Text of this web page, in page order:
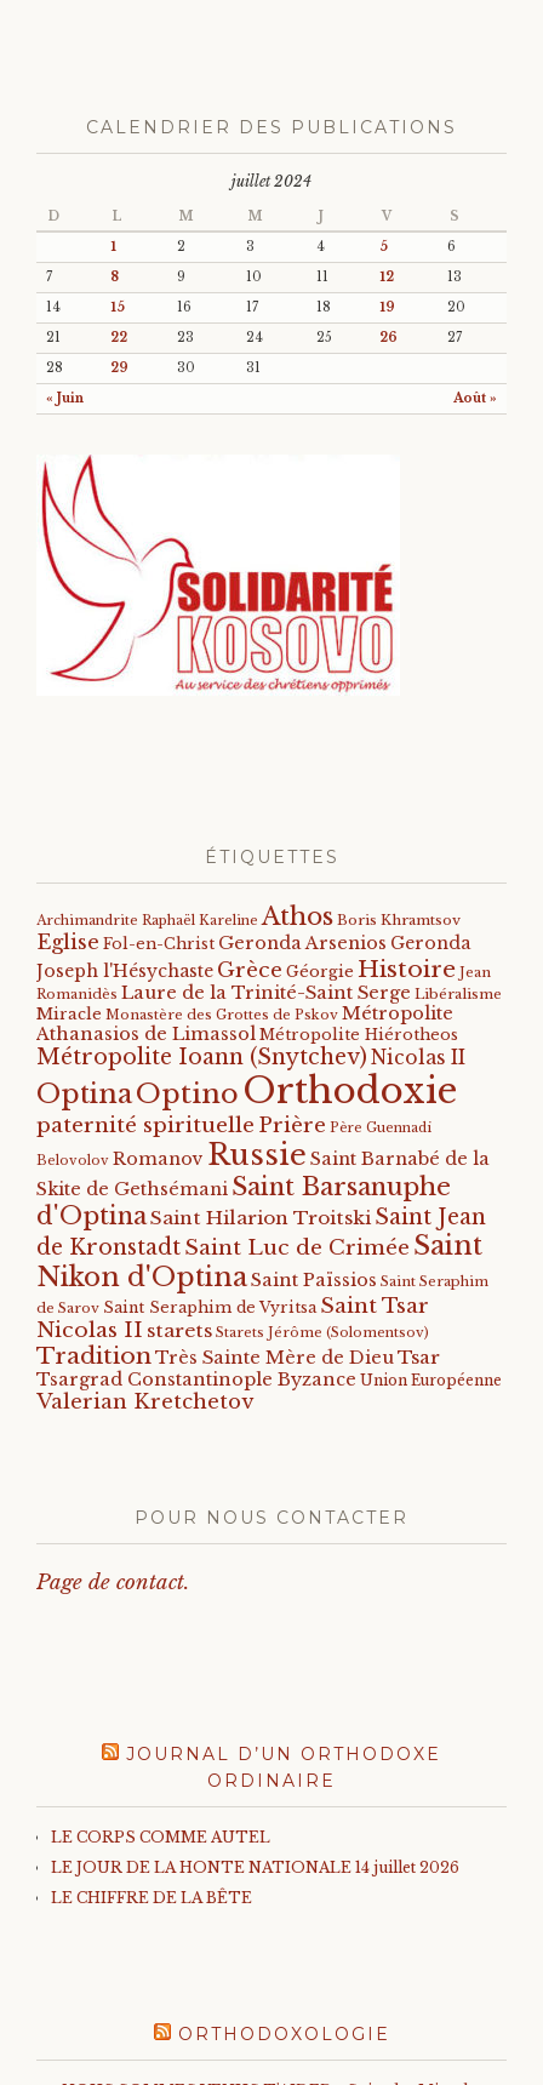
CALENDRIER DES PUBLICATIONS
juillet 2024
D L M M J V S
« Juin Août »
1 2 3 4 5
6
7
8 9 10 11 12
13
14
15 16 17 18 19
20
21
22 23 24 25 26
27
28
29 30 31
ÉTIQUETTES
Archimandrite Raphaël Kareline Athos Boris Khramtsov
Eglise Fol-en-Christ Geronda Arsenios Geronda
Joseph l'Hésychaste Grèce Géorgie Histoire Jean
Romanidès Laure de la Trinité-Saint Serge Libéralisme
Miracle Monastère des Grottes de Pskov Métropolite
Athanasios de Limassol Métropolite Hiérotheos
Métropolite Ioann (Snytchev) Nicolas II
OptinaOptino Orthodoxie
paternité spirituelle Prière Père Guennadi
Belovolov Romanov Russie Saint Barnabé de la
Skite de Gethsémani Saint Barsanuphe
d'OptinaSaint Hilarion Troitski Saint Jean
de KronstadtSaint Luc de Crimée Saint
Nikon d'OptinaSaint Païssios Saint Seraphim
de Sarov Saint Seraphim de Vyritsa Saint Tsar
Nicolas II starets Starets Jérôme (Solomentsov)
TraditionTrès Sainte Mère de DieuTsar
Tsargrad Constantinople Byzance Union Européenne
Valerian Kretchetov
POUR NOUS CONTACTER
Page de contact.
JOURNAL D’UN ORTHODOXE
ORDINAIRE
LE CORPS COMME AUTEL
LE JOUR DE LA HONTE NATIONALE 14 juillet 2026
LE CHIFFRE DE LA BÊTE
ORTHODOXOLOGIE